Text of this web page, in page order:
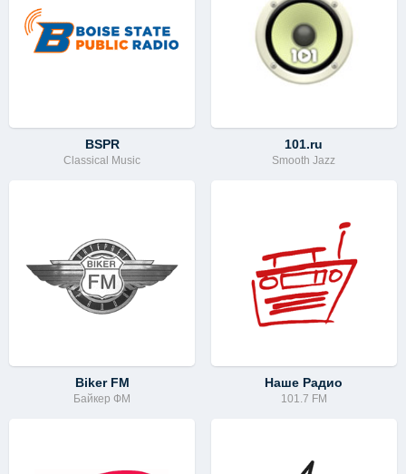
BSPR
Classical Music
101.ru
Smooth Jazz
Biker FM
Байкер ФМ
Наше Радио
101.7 FM